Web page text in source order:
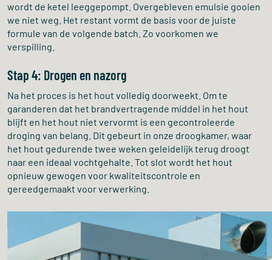
wordt de ketel leeggepompt. Overgebleven emulsie gooien
we niet weg. Het restant vormt de basis voor de juiste
formule van de volgende batch. Zo voorkomen we
verspilling.
Stap 4: Drogen en nazorg
Na het proces is het hout volledig doorweekt. Om te
garanderen dat het brandvertragende middel in het hout
blijft en het hout niet vervormt is een gecontroleerde
droging van belang. Dit gebeurt in onze droogkamer, waar
het hout gedurende twee weken geleidelijk terug droogt
naar een ideaal vochtgehalte. Tot slot wordt het hout
opnieuw gewogen voor kwaliteitscontrole en
gereedgemaakt voor verwerking.